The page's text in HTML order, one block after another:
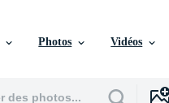
Photos Vidéos